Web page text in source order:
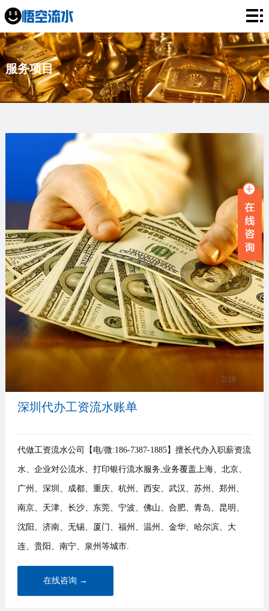
网
站
首
页
银
行
流
工
资
薪
水
目
资
讯
牌
故
事
联
系
我
服务项目
3/10
深圳代办工资流水账单
代做工资流水公司【电/微:186-7387-1885】擅长代办入职薪资流
水、企业对公流水、打印银行流水服务,业务覆盖上海、北京、
广州、深圳、成都、重庆、杭州、西安、武汉、苏州、郑州、
南京、天津、长沙、东莞、宁波、佛山、合肥、青岛、昆明、
沈阳、济南、无锡、厦门、福州、温州、金华、哈尔滨、大
连、贵阳、南宁、泉州等城市.
在线咨询 →